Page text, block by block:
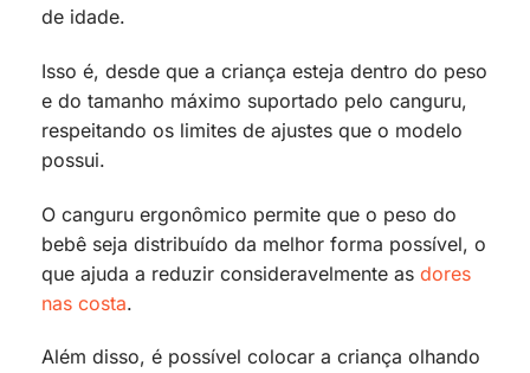
de idade.
Isso é, desde que a criança esteja dentro do peso
e do tamanho máximo suportado pelo canguru,
respeitando os limites de ajustes que o modelo
possui.
O canguru ergonômico permite que o peso do
bebê seja distribuído da melhor forma possível, o
que ajuda a reduzir consideravelmente as dores
nas costa.
Além disso, é possível colocar a criança olhando